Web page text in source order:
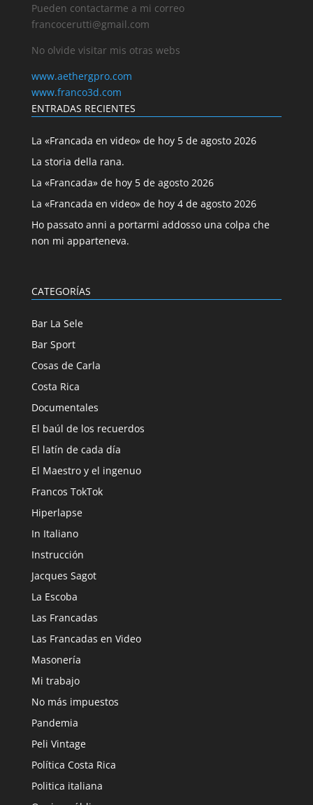
Pueden contactarme a mi correo
francocerutti@gmail.com
No olvide visitar mis otras webs
www.aethergpro.com
www.franco3d.com
ENTRADAS RECIENTES
La «Francada en video» de hoy 5 de agosto 2026
La storia della rana.
La «Francada» de hoy 5 de agosto 2026
La «Francada en video» de hoy 4 de agosto 2026
Ho passato anni a portarmi addosso una colpa che
non mi apparteneva.
CATEGORÍAS
Bar La Sele
Bar Sport
Cosas de Carla
Costa Rica
Documentales
El baúl de los recuerdos
El latín de cada día
El Maestro y el ingenuo
Francos TokTok
Hiperlapse
In Italiano
Instrucción
Jacques Sagot
La Escoba
Las Francadas
Las Francadas en Video
Masonería
Mi trabajo
No más impuestos
Pandemia
Peli Vintage
Política Costa Rica
Politica italiana